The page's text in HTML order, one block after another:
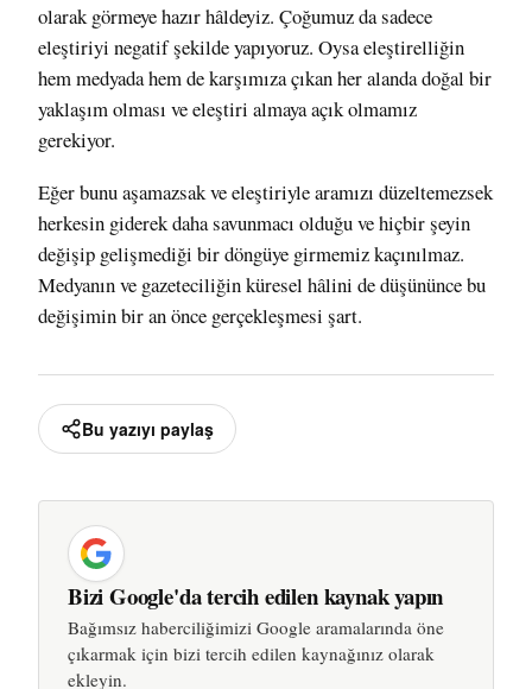
olarak görmeye hazır hâldeyiz. Çoğumuz da sadece
eleştiriyi negatif şekilde yapıyoruz. Oysa eleştirelliğin
hem medyada hem de karşımıza çıkan her alanda doğal bir
yaklaşım olması ve eleştiri almaya açık olmamız
gerekiyor.
Eğer bunu aşamazsak ve eleştiriyle aramızı düzeltemezsek
herkesin giderek daha savunmacı olduğu ve hiçbir şeyin
değişip gelişmediği bir döngüye girmemiz kaçınılmaz.
Medyanın ve gazeteciliğin küresel hâlini de düşününce bu
değişimin bir an önce gerçekleşmesi şart.
Bu yazıyı paylaş
Bizi Google'da tercih edilen kaynak yapın
Bağımsız haberciliğimizi Google aramalarında öne
çıkarmak için bizi tercih edilen kaynağınız olarak
ekleyin.